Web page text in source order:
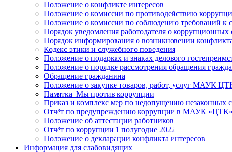
Положение о конфликте интересов
Положение о комиссии по противодействию
Положение о комиссии по соблюдению требований к
Порядок уведомления работодателя о коррупционных
Порядок информирования о возникновении
Кодекс этики и служебного поведения
Положение о подарках и знаках делового
Положение о порядке рассмотрения обращения
Обращение гражданина
Положение о закупке товаров, работ, услуг МАУК
Памятка_Мы против коррупции
Приказ и комплекс мер по недопущению незаконных
Отчёт по предупреждению коррупции в МАУК «ЦТК»
Положение об аттестации работников
Отчёт по коррупции 1 полугодие 2022
Положение о декларации конфликта интересов
Информация для слабовидящих